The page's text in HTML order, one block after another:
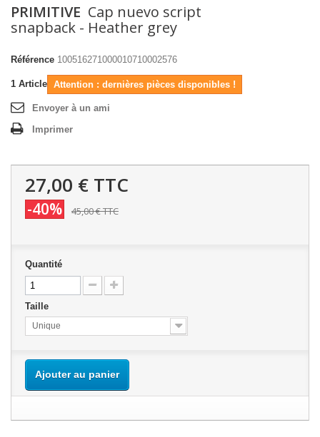
PRIMITIVE Cap nuevo script
snapback - Heather grey
Référence 100516271000010710002576
1 Article Attention : dernières pièces disponibles !
Envoyer à un ami
Imprimer
27,00 € TTC
-40% 45,00 €TTC
Quantité
Taille
Unique
Ajouter au panier